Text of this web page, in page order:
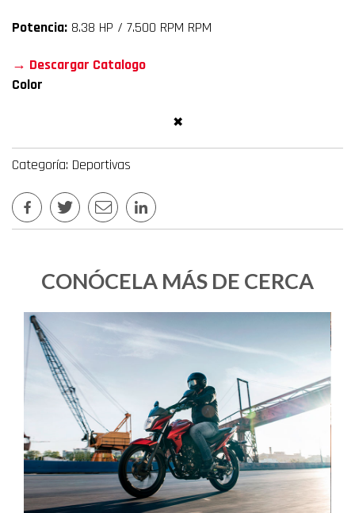
Potencia: 8.38 HP / 7.500 RPM RPM
→ Descargar Catalogo
Color
✖
Categoría: Deportivas
CONÓCELA MÁS DE CERCA